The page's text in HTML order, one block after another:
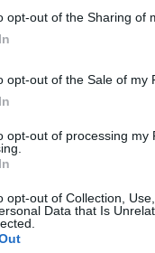
opt-out of the Sharing of
opt-out of the Sale of my
opt-out of processing my
opt-out of Collection,
Data that Is
portfolio.hu
tartalmazza:
cikkarchívum